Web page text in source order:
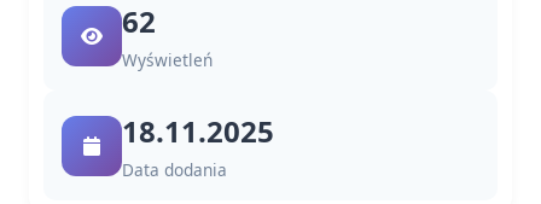
62
Wyświetleń
18.11.2025
Data dodania